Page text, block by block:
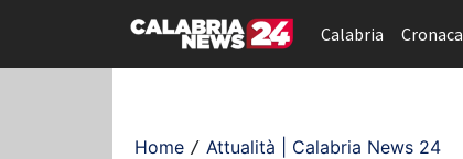
Calabria Cronaca
Home / Attualità | Calabria News 24